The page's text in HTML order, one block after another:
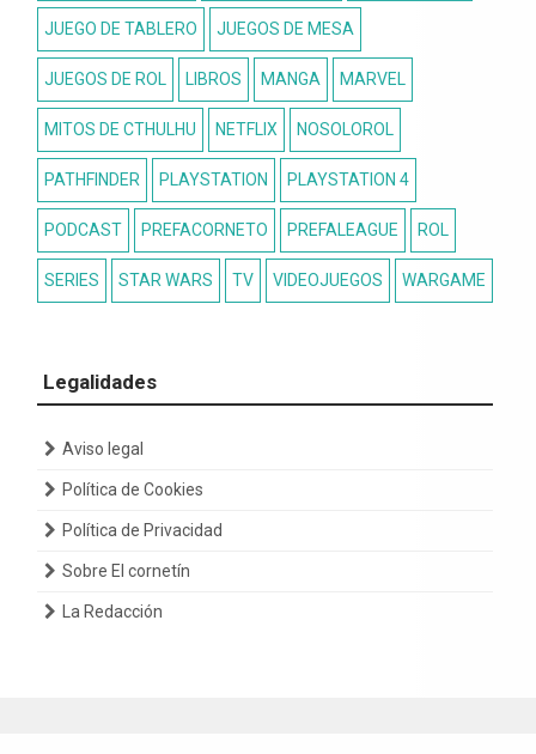
JUEGO DE TABLERO JUEGOS DE MESA
JUEGOS DE ROL LIBROS MANGA MARVEL
MITOS DE CTHULHU NETFLIX NOSOLOROL
PATHFINDER PLAYSTATION PLAYSTATION 4
PODCAST PREFACORNETO PREFALEAGUE ROL
SERIES STAR WARS TV VIDEOJUEGOS WARGAME
Legalidades
Aviso legal
Política de Cookies
Política de Privacidad
Sobre El cornetín
La Redacción